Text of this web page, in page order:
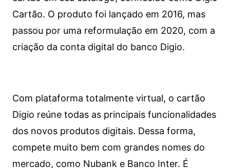
Cartão. O produto foi lançado em 2016, mas
passou por uma reformulação em 2020, com a
criação da conta digital do banco Digio.
Com plataforma totalmente virtual, o cartão
Digio reúne todas as principais funcionalidades
dos novos produtos digitais. Dessa forma,
compete muito bem com grandes nomes do
mercado, como Nubank e Banco Inter. É